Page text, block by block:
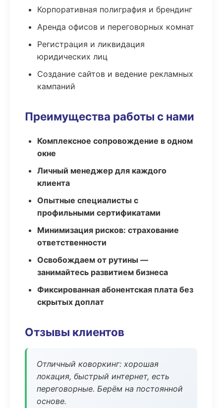
Корпоративная полиграфия и брендинг
Аренда офисов и переговорных комнат
Регистрация и ликвидация
юридических лиц
Создание сайтов и ведение рекламных
кампаний
Преимущества работы с нами
Комплексное сопровождение в одном
окне
Личный менеджер для каждого
клиента
Опытные специалисты с
профильными сертификатами
Минимизация рисков: страхование
ответственности
Освобождаем от рутины —
занимайтесь развитием бизнеса
Фиксированная абонентская плата без
скрытых доплат
Отзывы клиентов
Отличный коворкинг: хорошая
локация, быстрый интернет, есть
переговорные. Берём на постоянной
основе.